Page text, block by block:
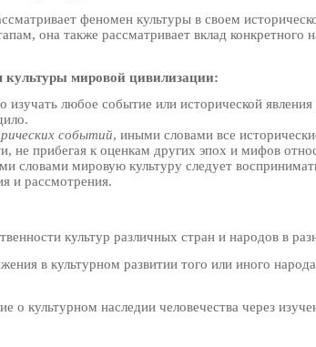
феномен культуры в своем
она также рассматривает вклад конкретного
культуры мировой цивилизации:
изучать любое событие или исторической
событий, иными словами все
не прибегая к оценкам других эпох и мифов
словами мировую культуру следует
и рассмотрения.
культур различных стран и народов в
в культурном развитии того или иного
о культурном наследии человечества через